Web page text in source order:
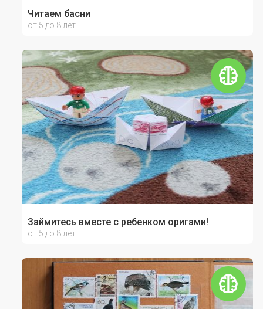
Читаем басни
от 5 до 8 лет
Займитесь вместе с ребенком оригами!
от 5 до 8 лет